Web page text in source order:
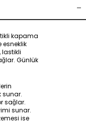
-
kapama
esneklik
lastikli
Günlük
sunar.
sağlar.
sunar.
ise